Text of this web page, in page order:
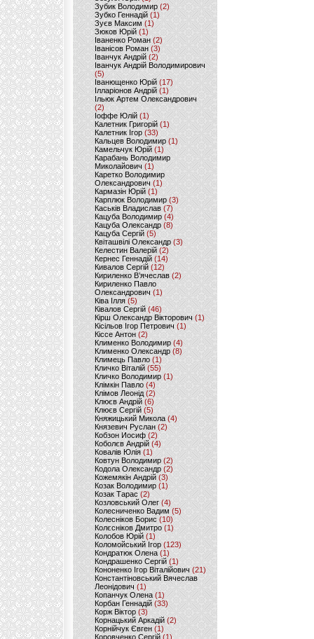
Зубик Володимир (2)
Зубко Геннадій (1)
Зуєв Максим(1)
Зюков Юрій (1)
Іваненко Роман (2)
Іванісов Роман (3)
Іванчук Андрій(2)
Іванчук Андрій Володимирович
(5)
Іванющенко Юрій (17)
Ілларіонов Андрій (1)
Ільюк Артем Олександрович
(2)
Іоффе Юлій (1)
Калетник Григорій(1)
Калетник Ігор (33)
Кальцев Володимир(1)
Камельчук Юрій (1)
Карабань Володимир
Миколайович (1)
Каретко Володимир
Олександрович (1)
Кармазін Юрій(1)
Карплюк Володимир(3)
Каськів Владислав (7)
Кацуба Володимир (4)
Кацуба Олександр (8)
Кацуба Сергій (5)
Квіташвілі Олександр(3)
Келестин Валерій(2)
Кернес Геннадій (14)
Кивалов Сергій (12)
Кириленко В’ячеслав (2)
Кириленко Павло
Олександрович (1)
Ківа Ілля (5)
Ківалов Сергій(46)
Кірш Олександр Вікторович (1)
Кісільов Ігор Петрович (1)
Кіссе Антон (2)
Клименко Володимир(4)
Клименко Олександр (8)
Климець Павло (1)
Кличко Віталій(55)
Кличко Володимир (1)
Клімкін Павло (4)
Клімов Леонід(2)
Клюєв Андрій(6)
Клюєв Сергій (5)
Княжицький Микола(4)
Князевич Руслан (2)
Кобзон Иосиф(2)
Коболєв Андрій (4)
Ковалів Юлія(1)
Ковтун Володимир (2)
Кодола Олександр (2)
Кожемякін Андрій (3)
Козак Володимир (1)
Козак Тарас (2)
Козловський Олег(4)
Колесниченко Вадим (5)
Колесніков Борис (10)
Колєсніков Дмитро (1)
Колобов Юрій (1)
Коломойський Ігор (123)
Кондратюк Олена(1)
Кондрашенко Сергій (1)
Кононенко Ігор Віталійович (21)
Константіновський Вячеслав
Леонідович (1)
Копанчук Олена (1)
Корбан Геннадій (33)
Корж Віктор (3)
Корнацький Аркадій (2)
Корнійчук Євген (1)
Коровченко Сергій (1)